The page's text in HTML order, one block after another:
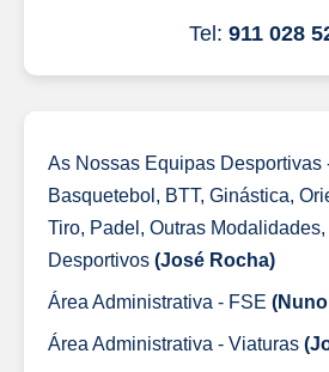
Tel: 911 028
As Nossas Equipas Desportivas
Basquetebol, BTT, Ginástica,
Tiro, Padel, Outras
Desportivos (José Rocha)
Área Administrativa - FSE
Área Administrativa - Viaturas